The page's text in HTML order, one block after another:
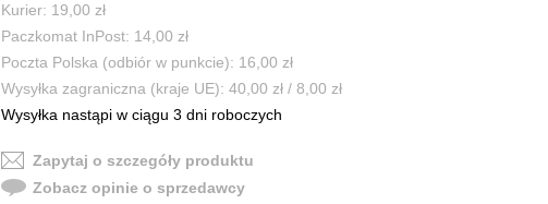
Kurier: 19,00 zł
Paczkomat InPost: 14,00 zł
Poczta Polska (odbiór w punkcie): 16,00 zł
Wysyłka zagraniczna (kraje UE): 40,00 zł / 8,00 zł
Wysyłka nastąpi w ciągu 3 dni roboczych
Zapytaj o szczegóły produktu
Zobacz opinie o sprzedawcy